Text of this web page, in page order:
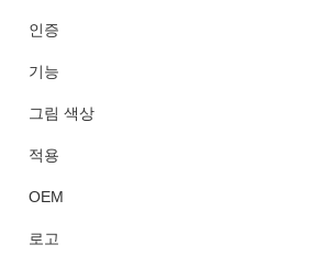
인증
기능
그림 색상
적용
OEM
로고